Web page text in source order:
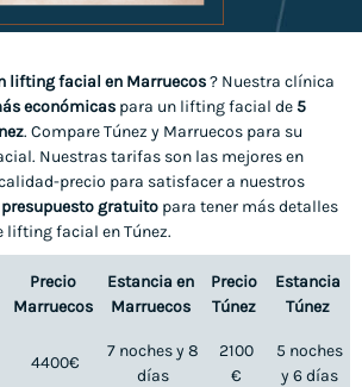
lifting facial en Marruecos? Nuestra clínica
económicas para un lifting facial de 5
. Compare Túnez y Marruecos para su
Nuestras tarifas son las mejores en
precio para satisfacer a nuestros
presupuesto gratuito para tener más detalles
lifting facial en Túnez.
Precio
Marruecos
Estancia en
Marruecos
Precio
Túnez
Estancia
Túnez
4400€
7 noches y 8
días
2100
€
5 noches
y 6 días